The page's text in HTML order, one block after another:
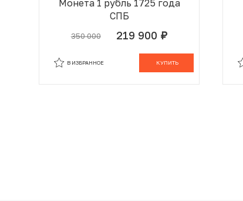
Монета 1 рубль 1725 года
СПБ
350 000 219 900 руб.
КУПИТЬ
В ИЗБРАННОЕ